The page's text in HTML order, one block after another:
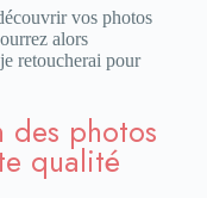
vos photos
alors
retoucherai pour
des photos
qualité